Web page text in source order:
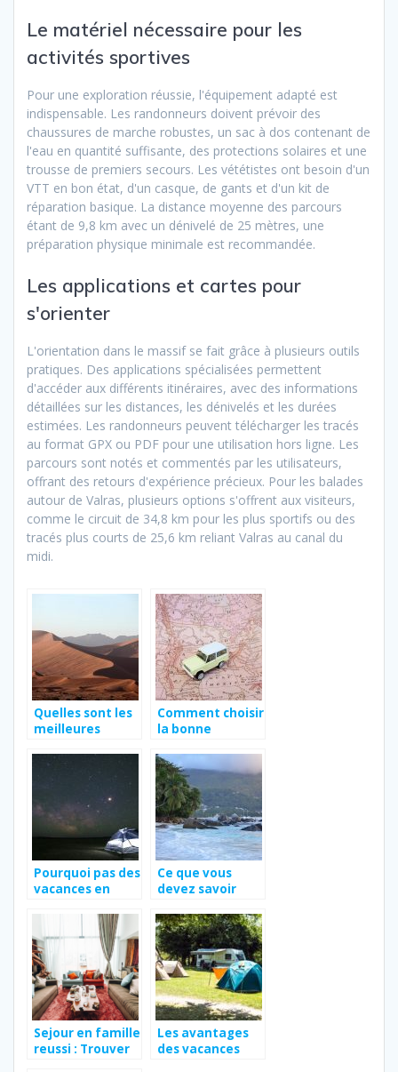
Le matériel nécessaire pour les
activités sportives
Pour une exploration réussie, l'équipement adapté est
indispensable. Les randonneurs doivent prévoir des
chaussures de marche robustes, un sac à dos contenant de
l'eau en quantité suffisante, des protections solaires et une
trousse de premiers secours. Les vététistes ont besoin d'un
VTT en bon état, d'un casque, de gants et d'un kit de
réparation basique. La distance moyenne des parcours
étant de 9,8 km avec un dénivelé de 25 mètres, une
préparation physique minimale est recommandée.
Les applications et cartes pour
s'orienter
L'orientation dans le massif se fait grâce à plusieurs outils
pratiques. Des applications spécialisées permettent
d'accéder aux différents itinéraires, avec des informations
détaillées sur les distances, les dénivelés et les durées
estimées. Les randonneurs peuvent télécharger les tracés
au format GPX ou PDF pour une utilisation hors ligne. Les
parcours sont notés et commentés par les utilisateurs,
offrant des retours d'expérience précieux. Pour les balades
autour de Valras, plusieurs options s'offrent aux visiteurs,
comme le circuit de 34,8 km pour les plus sportifs ou des
tracés plus courts de 25,6 km reliant Valras au canal du
midi.
Quelles sont les
meilleures
Afrique ?
Comment choisir
la bonne
touristique pour
son voyage ?
Pourquoi pas des
vacances en
Ce que vous
devez savoir
voyagez aux
Seychelles
Sejour en famille
reussi : Trouver
Les avantages
des vacances